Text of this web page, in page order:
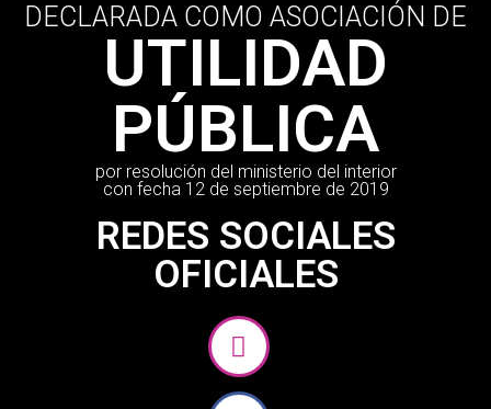
DECLARADA COMO ASOCIACIÓN DE
UTILIDAD
PÚBLICA
por resolución del ministerio del interior
con fecha 12 de septiembre de 2019
REDES SOCIALES
OFICIALES